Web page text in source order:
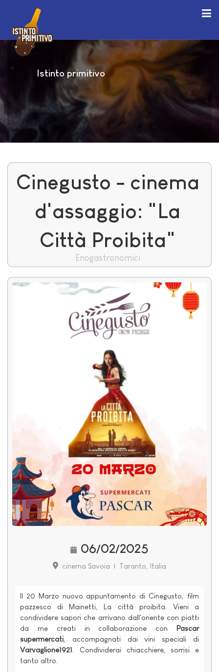
Istinto primitivo
Cinegusto - cinema
d'assaggio: "La
Città Proibita"
Enogastronomici
06/02/2025
cinema Savoia | Taranto, Italia
Il 20 Marzo nuovo appuntamento di Cinegusto, film
pazzesco di Mainetti, La città proibita. Vieni a
condividere sapori che arrivano dall'oriente con piatti
da me creati in collaborazione con Pascar
supermercati, accompagnati dai vini speciali di
Varvaglione1921. Condividerai chiacchiere, sorrisi e
tanto altro.